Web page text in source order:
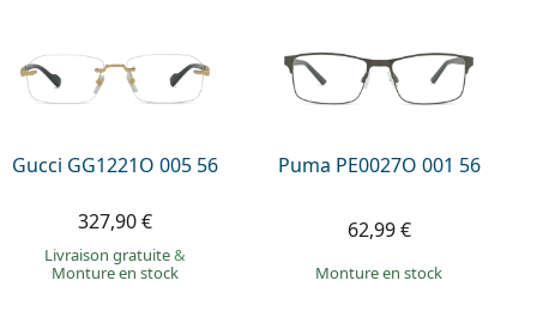
Gucci GG1221O 005 56
327,90 €
Livraison gratuite&
Monture en stock
Puma PE0027O 001 56
62,99 €
Monture en stock